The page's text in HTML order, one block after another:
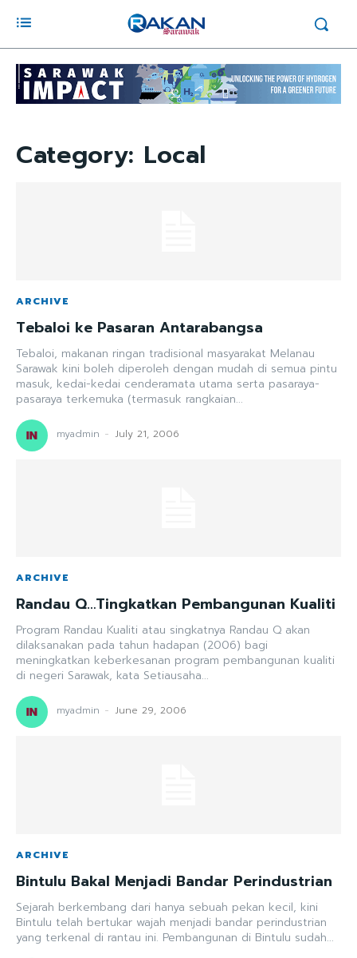
Category: Local
ARCHIVE
Tebaloi ke Pasaran Antarabangsa
Tebaloi, makanan ringan tradisional masyarakat Melanau
Sarawak kini boleh diperoleh dengan mudah di semua pintu
masuk, kedai-kedai cenderamata utama serta pasaraya-
pasaraya terkemuka (termasuk rangkaian...
myadmin - July 21, 2006
ARCHIVE
Randau Q…Tingkatkan Pembangunan Kualiti
Program Randau Kualiti atau singkatnya Randau Q akan
dilaksanakan pada tahun hadapan (2006) bagi
meningkatkan keberkesanan program pembangunan kualiti
di negeri Sarawak, kata Setiausaha...
myadmin - June 29, 2006
ARCHIVE
Bintulu Bakal Menjadi Bandar Perindustrian
Sejarah berkembang dari hanya sebuah pekan kecil, kini
Bintulu telah bertukar wajah menjadi bandar perindustrian
yang terkenal di rantau ini. Pembangunan di Bintulu sudah...